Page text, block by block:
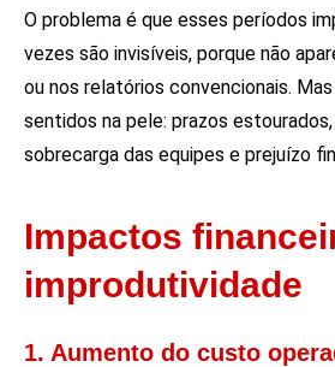
O problema é que esses períodos
vezes são invisíveis, porque não
ou nos relatórios convencionais.
sentidos na pele: prazos
sobrecarga das equipes e prejuízo
Impactos
improdutividade
1. Aumento do custo